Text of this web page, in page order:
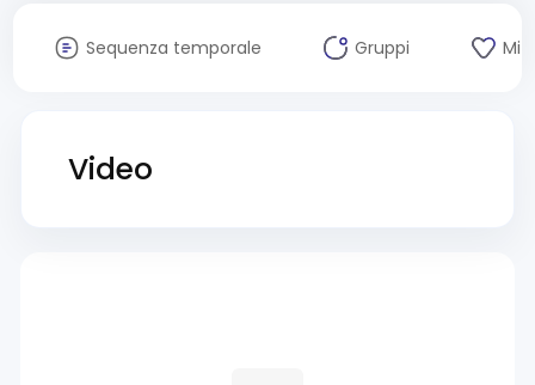
Sequenza temporale Gruppi Mi
Video